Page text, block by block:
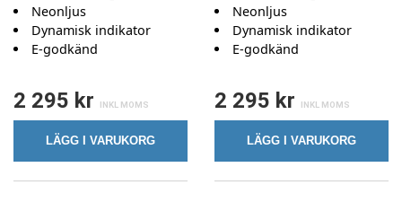
Neonljus
Dynamisk indikator
E-godkänd
2 295 kr
LÄGG I VARUKORG
Neonljus
Dynamisk indikator
E-godkänd
2 295 kr
LÄGG I VARUKORG